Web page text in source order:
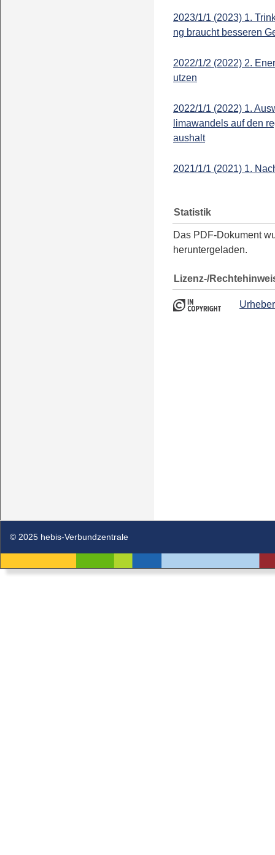
2023/1/1 (2023) 1.
ng braucht besseren
2022/1/2 (2022) 2.
utzen
2022/1/1 (2022) 1.
limawandels auf den
aushalt
2021/1/1 (2021) 1.
Statistik
Das PDF-Dokument
heruntergeladen.
Lizenz-/
© 2025 hebis-Verbundzentrale